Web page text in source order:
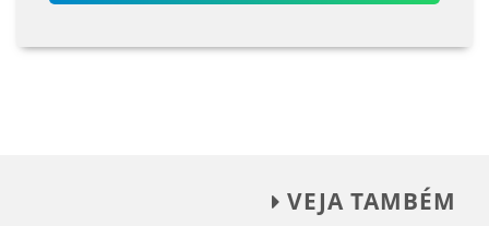
VEJA TAMBÉM